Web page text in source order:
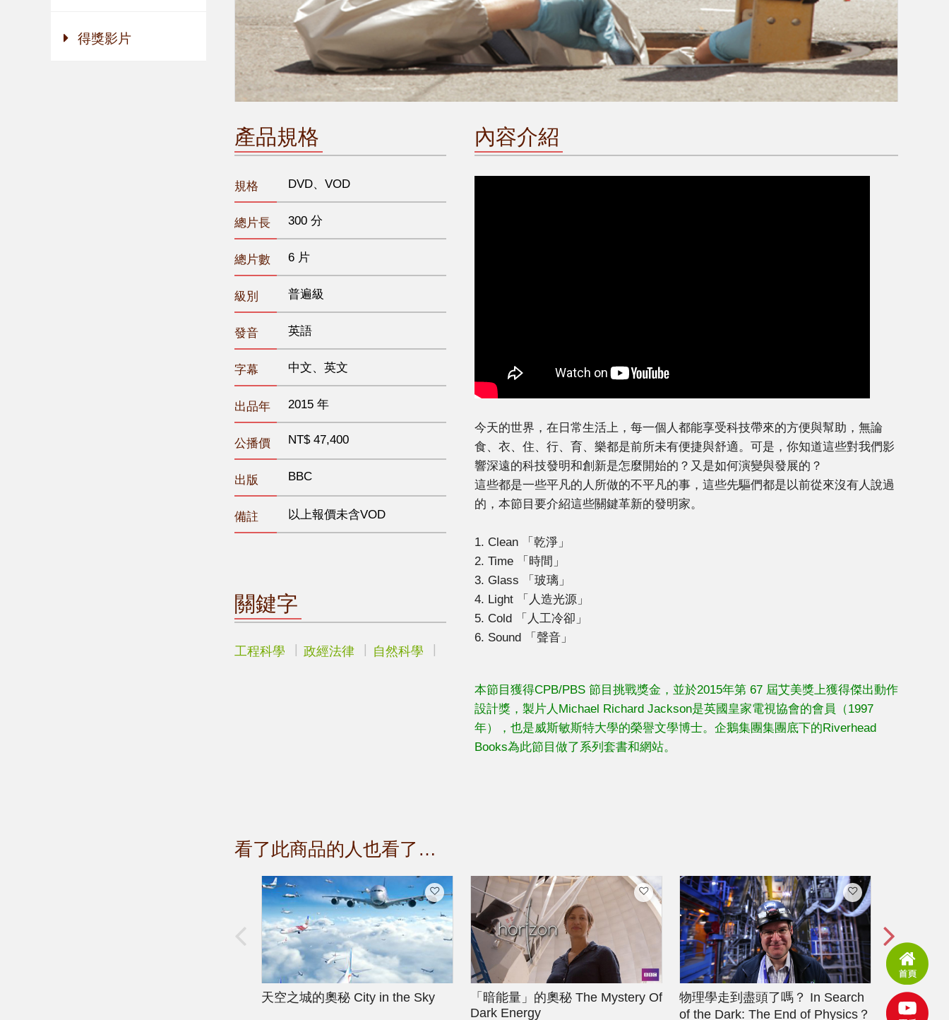
得獎影片
產品規格
規格 DVD、VOD
總片長 300 分
總片數 6 片
級別 普遍級
發音 英語
字幕 中文、英文
出品年 2015 年
公播價 NT$ 47,400
出版 BBC
備註 以上報價未含VOD
關鍵字
工程科學 政經法律 自然科學
內容介紹
今天的世界，在日常生活上，每一個人都能享受科技帶來的方便與幫助，無論
食、衣、住、行、育、樂都是前所未有便捷與舒適。可是，你知道這些對我們影
響深遠的科技發明和創新是怎麼開始的？又是如何演變與發展的？
這些都是一些平凡的人所做的不平凡的事，這些先驅們都是以前從來沒有人說過
的，本節目要介紹這些關鍵革新的發明家。
1. Clean 「乾淨」
2. Time 「時間」
3. Glass 「玻璃」
4. Light 「人造光源」
5. Cold 「人工冷卻」
6. Sound 「聲音」
本節目獲得CPB/PBS 節目挑戰獎金，並於2015年第 67 屆艾美獎上獲得傑出動作
設計獎，製片人Michael Richard Jackson是英國皇家電視協會的會員（1997
年），也是威斯敏斯特大學的榮譽文學博士。企鵝集團集團底下的Riverhead
Books為此節目做了系列套書和網站。
看了此商品的人也看了…
天空之城的奧秘 City in the Sky 「暗能量」的奧秘 The Mystery Of
Dark Energy
物理學走到盡頭了嗎？ In Search
of the Dark: The End of Physics？
核子時代
Nuclear